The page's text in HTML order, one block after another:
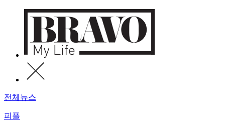
전체뉴스
피플